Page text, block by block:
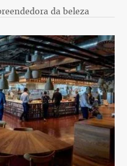
da beleza